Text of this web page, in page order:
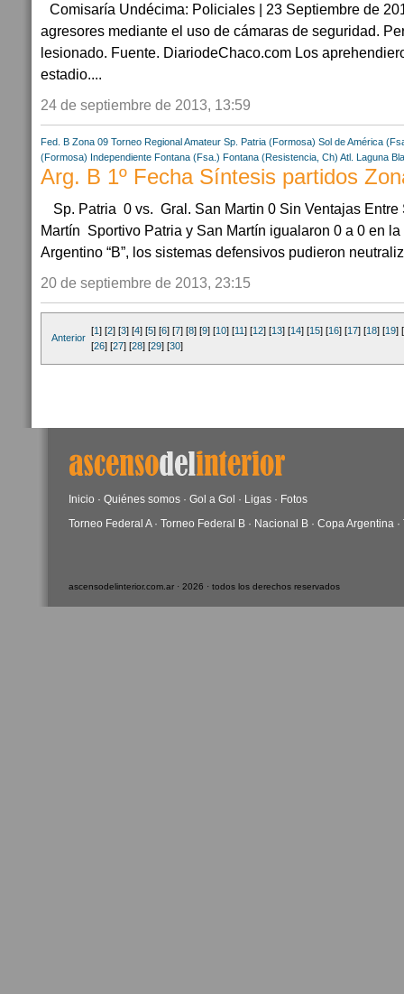
Comisaría Undécima: Policiales | 23 Septiembre de
agresores mediante el uso de cámaras de seguridad.
lesionado. Fuente. DiariodeChaco.com Los
estadio....
24 de septiembre de 2013, 13:59
Fed. B Zona 09 Torneo Regional Amateur Sp. Patria (Formosa) Sol de América
(Formosa) Independiente Fontana (Fsa.) Fontana (Resistencia, Ch) Atl. Laguna
Arg. B 1º Fecha Síntesis partidos
Sp. Patria 0 vs. Gral. San Martin 0 Sin Ventajas Entre
Martín Sportivo Patria y San Martín igualaron 0 a 0 en
Argentino “B”, los sistemas defensivos pudieron
20 de septiembre de 2013, 23:15
Anterior
[1] [2] [3] [4] [5] [6] [7] [8] [9] [10] [11] [12] [13] [14] [15] [16] [17] [18] [19] [
[26] [27] [28] [29] [30]
Inicio · Quiénes somos · Gol a Gol · Ligas · Fotos
Torneo Federal A· Torneo Federal B · Nacional B · Copa Argentina ·
ascensodelinterior.com.ar · 2026 · todos los derechos reservados